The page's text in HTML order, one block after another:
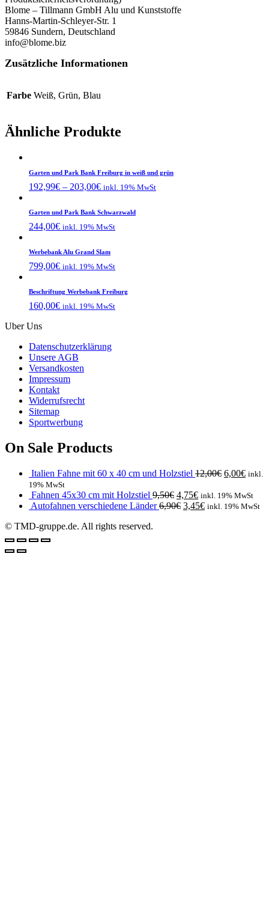
Blome – Tillmann GmbH Alu und Kunststoffe
Hanns-Martin-Schleyer-Str. 1
59846 Sundern, Deutschland
info@blome.biz
Zusätzliche Informationen
Farbe Weiß, Grün, Blau
Ähnliche Produkte
Garten und Park Bank Freiburg in weiß und grün
192,99€ – 203,00€ inkl. 19% MwSt
Garten und Park Bank Schwarzwald
244,00€ inkl. 19% MwSt
Werbebank Alu Grand Slam
799,00€ inkl. 19% MwSt
Beschriftung Werbebank Freiburg
160,00€ inkl. 19% MwSt
Uber Uns
Datenschutzerklärung
Unsere AGB
Versandkosten
Impressum
Kontakt
Widerrufsrecht
Sitemap
Sportwerbung
On Sale Products
Italien Fahne mit 60 x 40 cm und Holzstiel 12,00€ 6,00€ inkl.
19% MwSt
Fahnen 45x30 cm mit Holzstiel 9,50€ 4,75€ inkl. 19% MwSt
Autofahnen verschiedene Länder 6,90€ 3,45€ inkl. 19% MwSt
© TMD-gruppe.de. All rights reserved.